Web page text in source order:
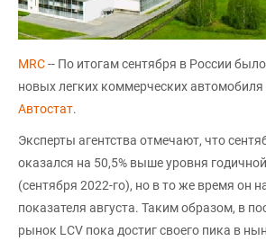
MRC-- По итогам сентября в России
новых легких коммерческих
Автостат.
Эксперты агентства отмечают, что
оказался на 50,5% выше уровня
(сентября 2022-го), но в то же время он
показателя августа. Таким образом, в
рынок LCV пока достиг своего пика в